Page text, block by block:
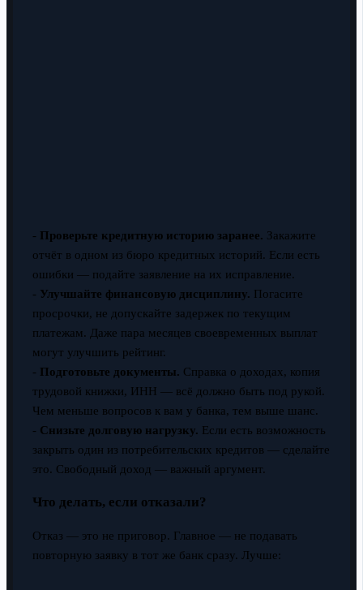
- Проверьте кредитную историю заранее. Закажите
отчёт в одном из бюро кредитных историй. Если есть
ошибки — подайте заявление на их исправление.
- Улучшайте финансовую дисциплину. Погасите
просрочки, не допускайте задержек по текущим
платежам. Даже пара месяцев своевременных выплат
могут улучшить рейтинг.
- Подготовьте документы. Справка о доходах, копия
трудовой книжки, ИНН — всё должно быть под рукой.
Чем меньше вопросов к вам у банка, тем выше шанс.
- Снизьте долговую нагрузку. Если есть возможность
закрыть один из потребительских кредитов — сделайте
это. Свободный доход — важный аргумент.
Что делать, если отказали?
Отказ — это не приговор. Главное — не подавать
повторную заявку в тот же банк сразу. Лучше: